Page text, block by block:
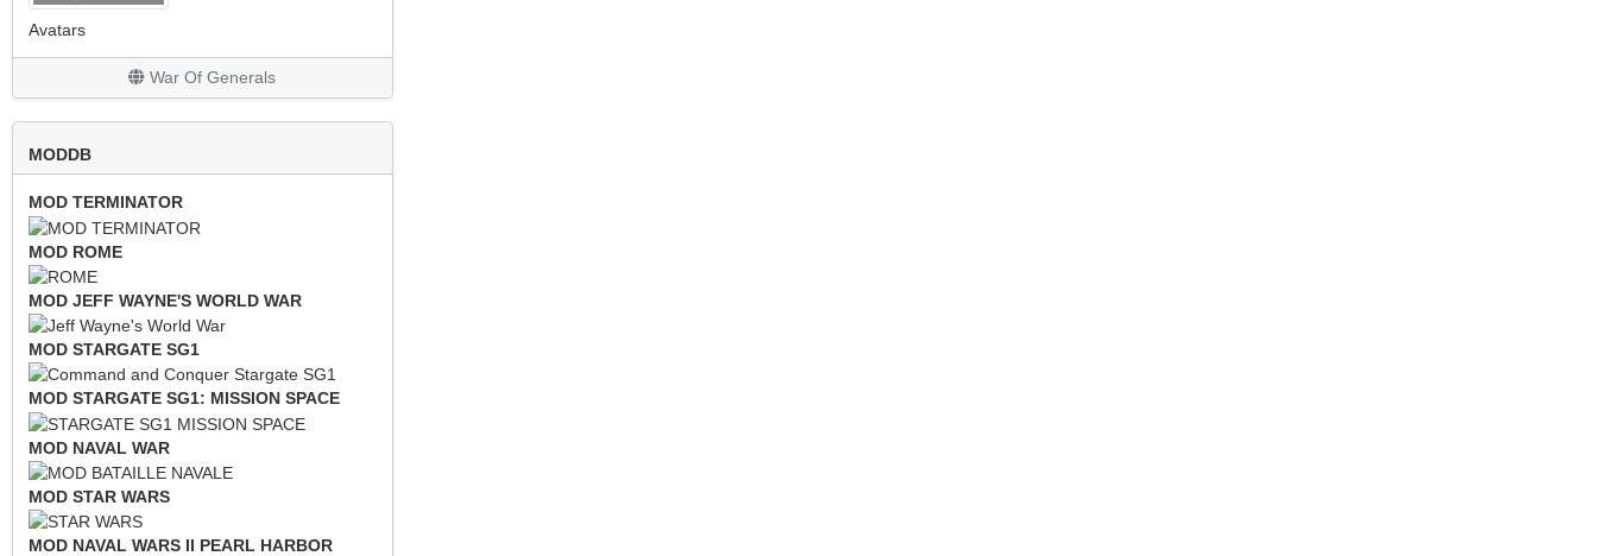
Avatars
War Of Generals
MODDB
MOD TERMINATOR
MOD ROME
MOD JEFF WAYNE'S WORLD WAR
MOD STARGATE SG1
MOD STARGATE SG1: MISSION SPACE
MOD NAVAL WAR
MOD STAR WARS
MOD NAVAL WARS II PEARL HARBOR